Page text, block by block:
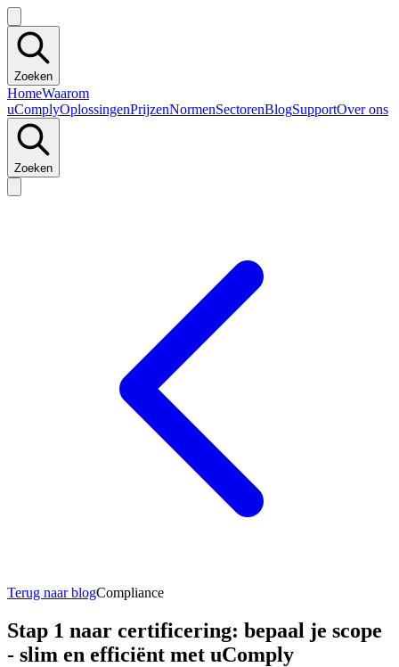
Zoeken
HomeWaarom
uComplyOplossingenPrijzenNormenSectorenBlogSupportOver ons
Zoeken
Terug naar blogCompliance
Stap 1 naar certificering: bepaal je scope
- slim en efficiënt met uComply